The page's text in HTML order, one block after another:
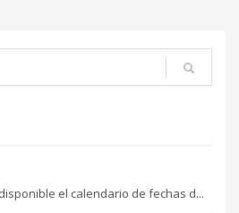
el calendario de fechas d...